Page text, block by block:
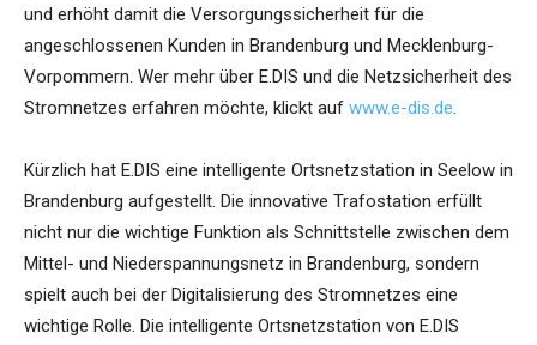
und erhöht damit die Versorgungssicherheit für die
angeschlossenen Kunden in Brandenburg und Mecklenburg-
Vorpommern. Wer mehr über E.DIS und die Netzsicherheit des
Stromnetzes erfahren möchte, klickt auf www.e-dis.de.
Kürzlich hat E.DIS eine intelligente Ortsnetzstation in Seelow in
Brandenburg aufgestellt. Die innovative Trafostation erfüllt
nicht nur die wichtige Funktion als Schnittstelle zwischen dem
Mittel- und Niederspannungsnetz in Brandenburg, sondern
spielt auch bei der Digitalisierung des Stromnetzes eine
wichtige Rolle. Die intelligente Ortsnetzstation von E.DIS